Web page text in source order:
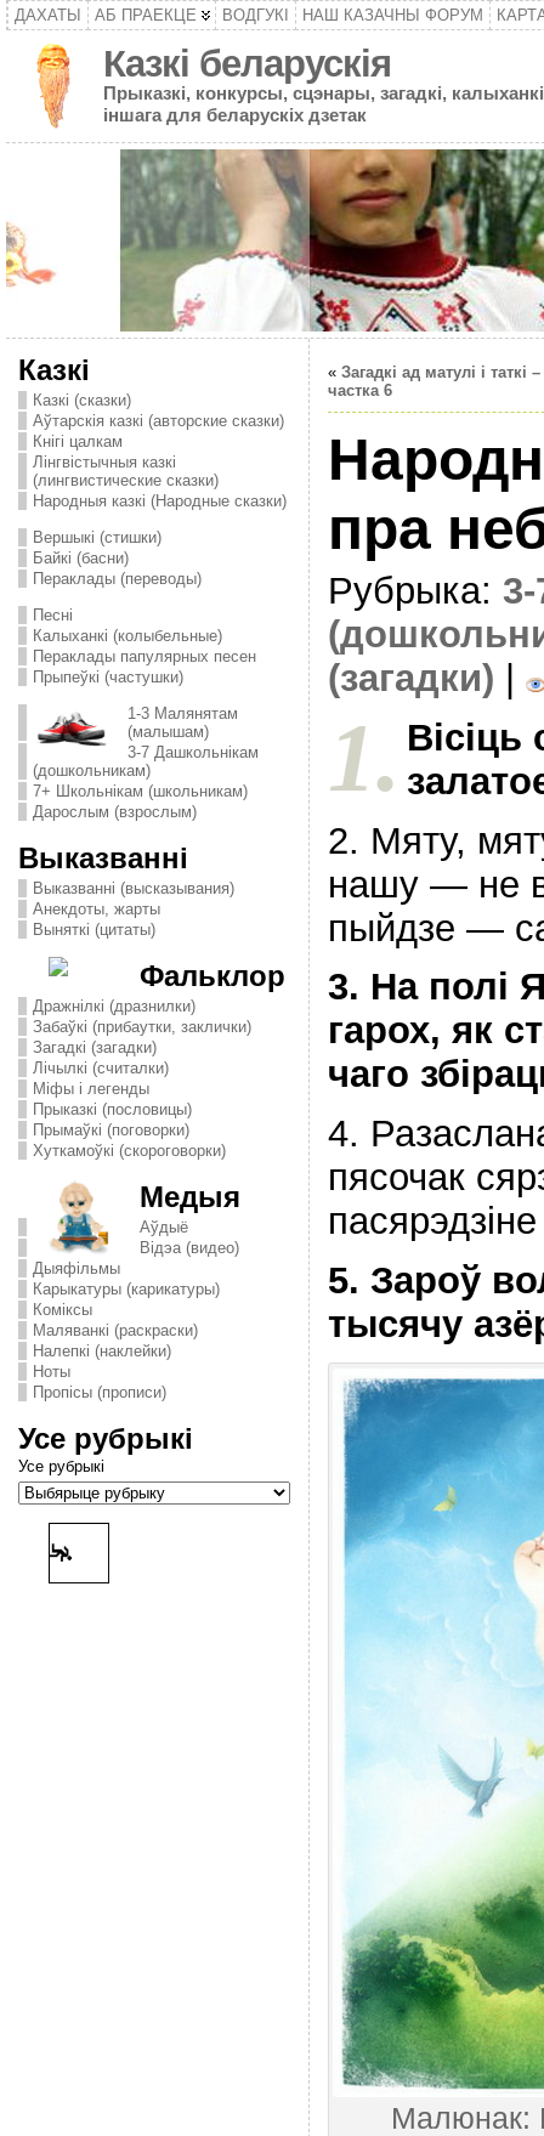
ДАХАТЫ АБ ПРАЕКЦЕ ВОДГУКІ НАШ КАЗАЧНЫ ФОРУМ
Казкі беларускія
Прыказкі, конкурсы, сцэнары, загадкі,
іншага для беларускіх дзетак
Казкі
Казкі (сказки)
Аўтарскія казкі (авторские сказки)
Кнігі цалкам
Лінгвістычныя казкі
(лингвистические сказки)
Народныя казкі (Народные сказки)
Вершыкі (стишки)
Байкі (басни)
Пераклады (переводы)
Песні
Калыханкі (колыбельные)
Пераклады папулярных песен
Прыпеўкі (частушки)
1-3 Малянятам
(малышам)
3-7 Дашкольнікам
(дошкольникам)
7+ Школьнікам (школьникам)
Дарослым (взрослым)
Выказванні
Выказванні (высказывания)
Анекдоты, жарты
Выняткі (цитаты)
Фальклор
Дражнілкі (дразнилки)
Забаўкі (прибаутки, заклички)
Загадкі (загадки)
Лічылкі (считалки)
Міфы і легенды
Прыказкі (пословицы)
Прымаўкі (поговорки)
Хуткамоўкі (скороговорки)
Медыя
Аўдыё
Відэа (видео)
Дыяфільмы
Карыкатуры (карикатуры)
Комiксы
Маляванкі (раскраски)
Налепкі (наклейки)
Ноты
Пропісы (прописи)
Усе рубрыкі
Усе рубрыкі
« Загадкі ад матулі і таткі –
частка 6
пра
Рубрыка:
(загадки)
1. Вісіць
2. Мяту,
нашу — не
пыйдзе —
3. На полі
гарох, як
чаго
4.
пясочак
5. Зароў
тысячу
Малюнак: